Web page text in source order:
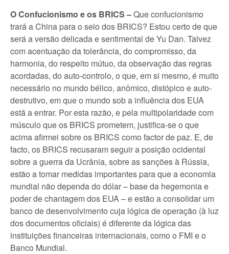
O Confucionismo e os BRICS –Que confucionismo
trará a China para o seio dos BRICS? Estou certo de que
será a versão delicada e sentimental de Yu Dan. Talvez
com acentuação da tolerância, do compromisso, da
harmonia, do respeito mútuo, da observação das regras
acordadas, do auto-controlo, o que, em si mesmo, é muito
necessário no mundo bélico, anômico, distópico e auto-
destrutivo, em que o mundo sob a influência dos EUA
está a entrar. Por esta razão, e pela multipolaridade com
músculo que os BRICS prometem, justifica-se o que
acima afirmei sobre os BRICS como factor de paz. E, de
facto, os BRICS recusaram seguir a posição ocidental
sobre a guerra da Ucrânia, sobre as sanções à Rússia,
estão a tomar medidas importantes para que a economia
mundial não dependa do dólar – base da hegemonia e
poder de chantagem dos EUA – e estão a consolidar um
banco de desenvolvimento cuja lógica de operação (à luz
dos documentos oficiais) é diferente da lógica das
instituições financeiras internacionais, como o FMI e o
Banco Mundial.